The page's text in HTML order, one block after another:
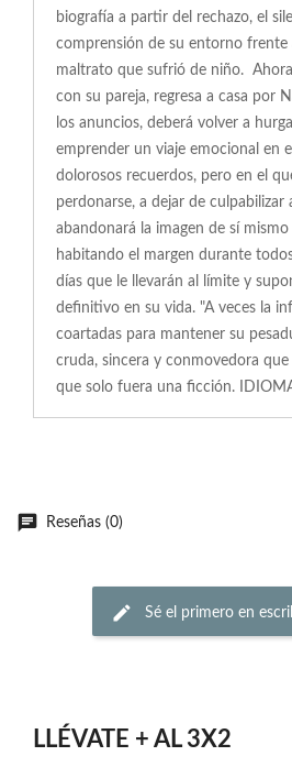
biografía a partir del rechazo, el
comprensión de su entorno frente
maltrato que sufrió de niño.
con su pareja, regresa a casa por
los anuncios, deberá volver a
emprender un viaje emocional en
dolorosos recuerdos, pero en el
perdonarse, a dejar de culpabilizar
abandonará la imagen de sí
habitando el margen durante
días que le llevarán al límite y
definitivo en su vida. "A veces la
coartadas para mantener su
cruda, sincera y conmovedora que
que solo fuera una ficción.
Reseñas (0)
Sé el primero en
LLÉVATE + AL 3X2